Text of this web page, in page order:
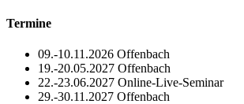
Termine
09.-10.11.2026 Offenbach
19.-20.05.2027 Offenbach
22.-23.06.2027 Online-Live-Seminar
29.-30.11.2027 Offenbach